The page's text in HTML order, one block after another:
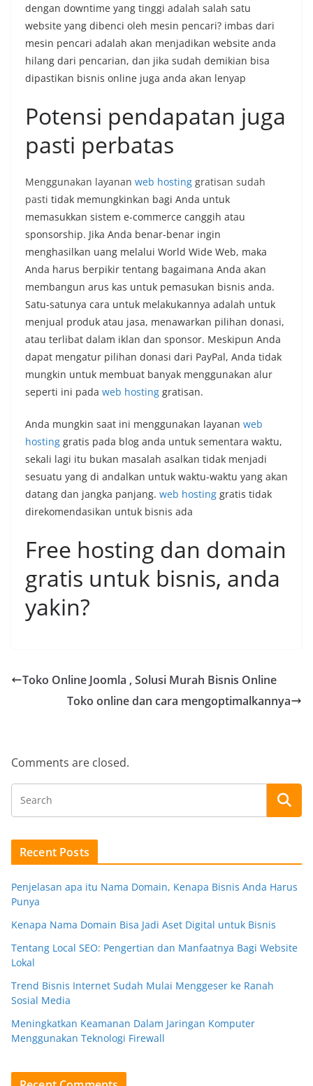
dengan downtime yang tinggi adalah salah satu
website yang dibenci oleh mesin pencari? imbas dari
mesin pencari adalah akan menjadikan website anda
hilang dari pencarian, dan jika sudah demikian bisa
dipastikan bisnis online juga anda akan lenyap
Potensi pendapatan juga
pasti perbatas
Menggunakan layanan web hosting gratisan sudah
pasti tidak memungkinkan bagi Anda untuk
memasukkan sistem e-commerce canggih atau
sponsorship. Jika Anda benar-benar ingin
menghasilkan uang melalui World Wide Web, maka
Anda harus berpikir tentang bagaimana Anda akan
membangun arus kas untuk pemasukan bisnis anda.
Satu-satunya cara untuk melakukannya adalah untuk
menjual produk atau jasa, menawarkan pilihan donasi,
atau terlibat dalam iklan dan sponsor. Meskipun Anda
dapat mengatur pilihan donasi dari PayPal, Anda tidak
mungkin untuk membuat banyak menggunakan alur
seperti ini pada web hosting gratisan.
Anda mungkin saat ini menggunakan layanan web
hosting gratis pada blog anda untuk sementara waktu,
sekali lagi itu bukan masalah asalkan tidak menjadi
sesuatu yang di andalkan untuk waktu-waktu yang akan
datang dan jangka panjang. web hosting gratis tidak
direkomendasikan untuk bisnis ada
Free hosting dan domain
gratis untuk bisnis, anda
yakin?
Toko Online Joomla , Solusi Murah Bisnis Online
Toko online dan cara mengoptimalkannya
Comments are closed.
Recent Posts
Penjelasan apa itu Nama Domain, Kenapa Bisnis Anda Harus
Punya
Kenapa Nama Domain Bisa Jadi Aset Digital untuk Bisnis
Tentang Local SEO: Pengertian dan Manfaatnya Bagi Website
Lokal
Trend Bisnis Internet Sudah Mulai Menggeser ke Ranah
Sosial Media
Meningkatkan Keamanan Dalam Jaringan Komputer
Menggunakan Teknologi Firewall